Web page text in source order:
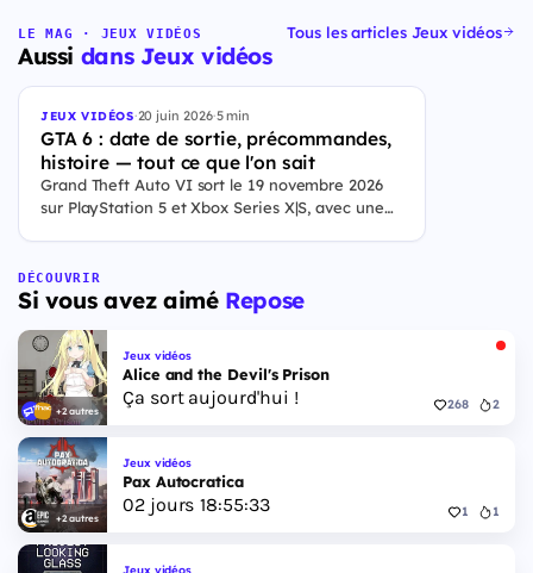
LE MAG · JEUX VIDÉOS
Aussi dans Jeux vidéos
Tous les articles Jeux vidéos
JEUX VIDÉOS·20 juin 2026·5 min
GTA 6 : date de sortie, précommandes,
histoire — tout ce que l'on sait
Grand Theft Auto VI sort le 19 novembre 2026
sur PlayStation 5 et Xbox Series X|S, avec une
Floride, et sa ville Vice City. Il met en scène
pour la première fois un duo de protagonistes
jouables, Jason et Lucia, cette dernière étant la
première héroïne jouable d'un GTA principal.
DÉCOUVRIR
Si vous avez aimé Repose
+2 autres
Jeux vidéos
Alice and the Devil's Prison
Ça sort aujourd'hui ! 268 2
+2 autres
Jeux vidéos
Pax Autocratica
02jours 18:55:32 1 1
Jeux vidéos